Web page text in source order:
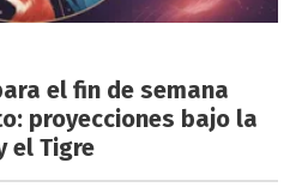
el fin de semana
proyecciones bajo la
el Tigre